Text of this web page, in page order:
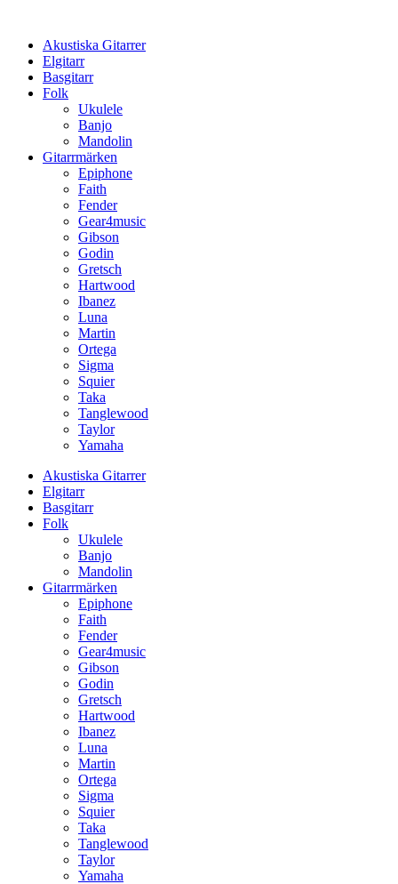
innehållAkustiska Gitarrer
Elgitarr
Basgitarr
Folk
Ukulele
Banjo
Mandolin
Gitarrmärken
Epiphone
Faith
Fender
Gear4music
Gibson
Godin
Gretsch
Hartwood
Ibanez
Luna
Martin
Ortega
Sigma
Squier
Taka
Tanglewood
Taylor
Yamaha
Akustiska Gitarrer
Elgitarr
Basgitarr
Folk
Ukulele
Banjo
Mandolin
Gitarrmärken
Epiphone
Faith
Fender
Gear4music
Gibson
Godin
Gretsch
Hartwood
Ibanez
Luna
Martin
Ortega
Sigma
Squier
Taka
Tanglewood
Taylor
Yamaha